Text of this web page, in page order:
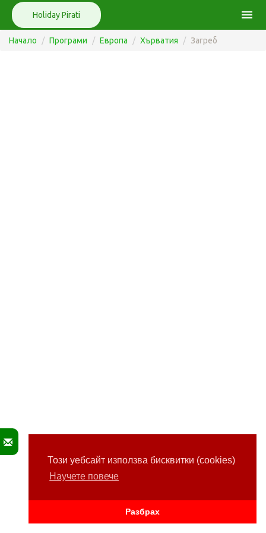
Този уебсайт използва бисквитки (cookies)
Научете повече
Разбрах
Holiday Pirati menu
Начало Програми Европа Хърватия Загреб